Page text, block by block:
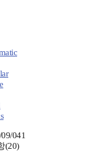
041
(20)